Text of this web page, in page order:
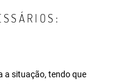
a situação, tendo que